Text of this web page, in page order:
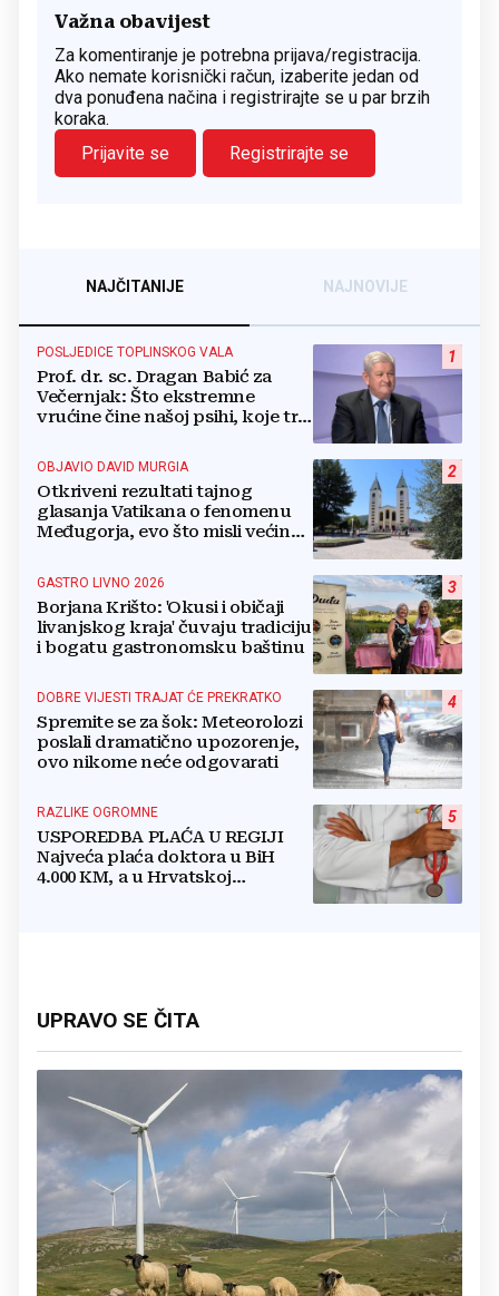
Važna obavijest
Za komentiranje je potrebna prijava/registracija.
Ako nemate korisnički račun, izaberite jedan od
dva ponuđena načina i registrirajte se u par brzih
koraka.
Prijavite se
Registrirajte se
NAJČITANIJE NAJNOVIJE
1
POSLJEDICE TOPLINSKOG VALA
Prof. dr. sc. Dragan Babić za
Večernjak: Što ekstremne
vrućine čine našoj psihi, koje tri
boriti...
2
OBJAVIO DAVID MURGIA
Otkriveni rezultati tajnog
glasanja Vatikana o fenomenu
Međugorja, evo što misli većina
3
GASTRO LIVNO 2026
Borjana Krišto: 'Okusi i običaji
livanjskog kraja' čuvaju tradiciju
i bogatu gastronomsku baštinu
4
DOBRE VIJESTI TRAJAT ĆE PREKRATKO
Spremite se za šok: Meteorolozi
poslali dramatično upozorenje,
ovo nikome neće odgovarati
5
RAZLIKE OGROMNE
USPOREDBA PLAĆA U REGIJI
Najveća plaća doktora u BiH
4.000 KM, a u Hrvatskoj
UPRAVO SE ČITA